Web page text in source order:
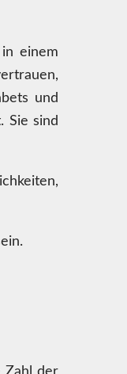
einem
und
Sie sind